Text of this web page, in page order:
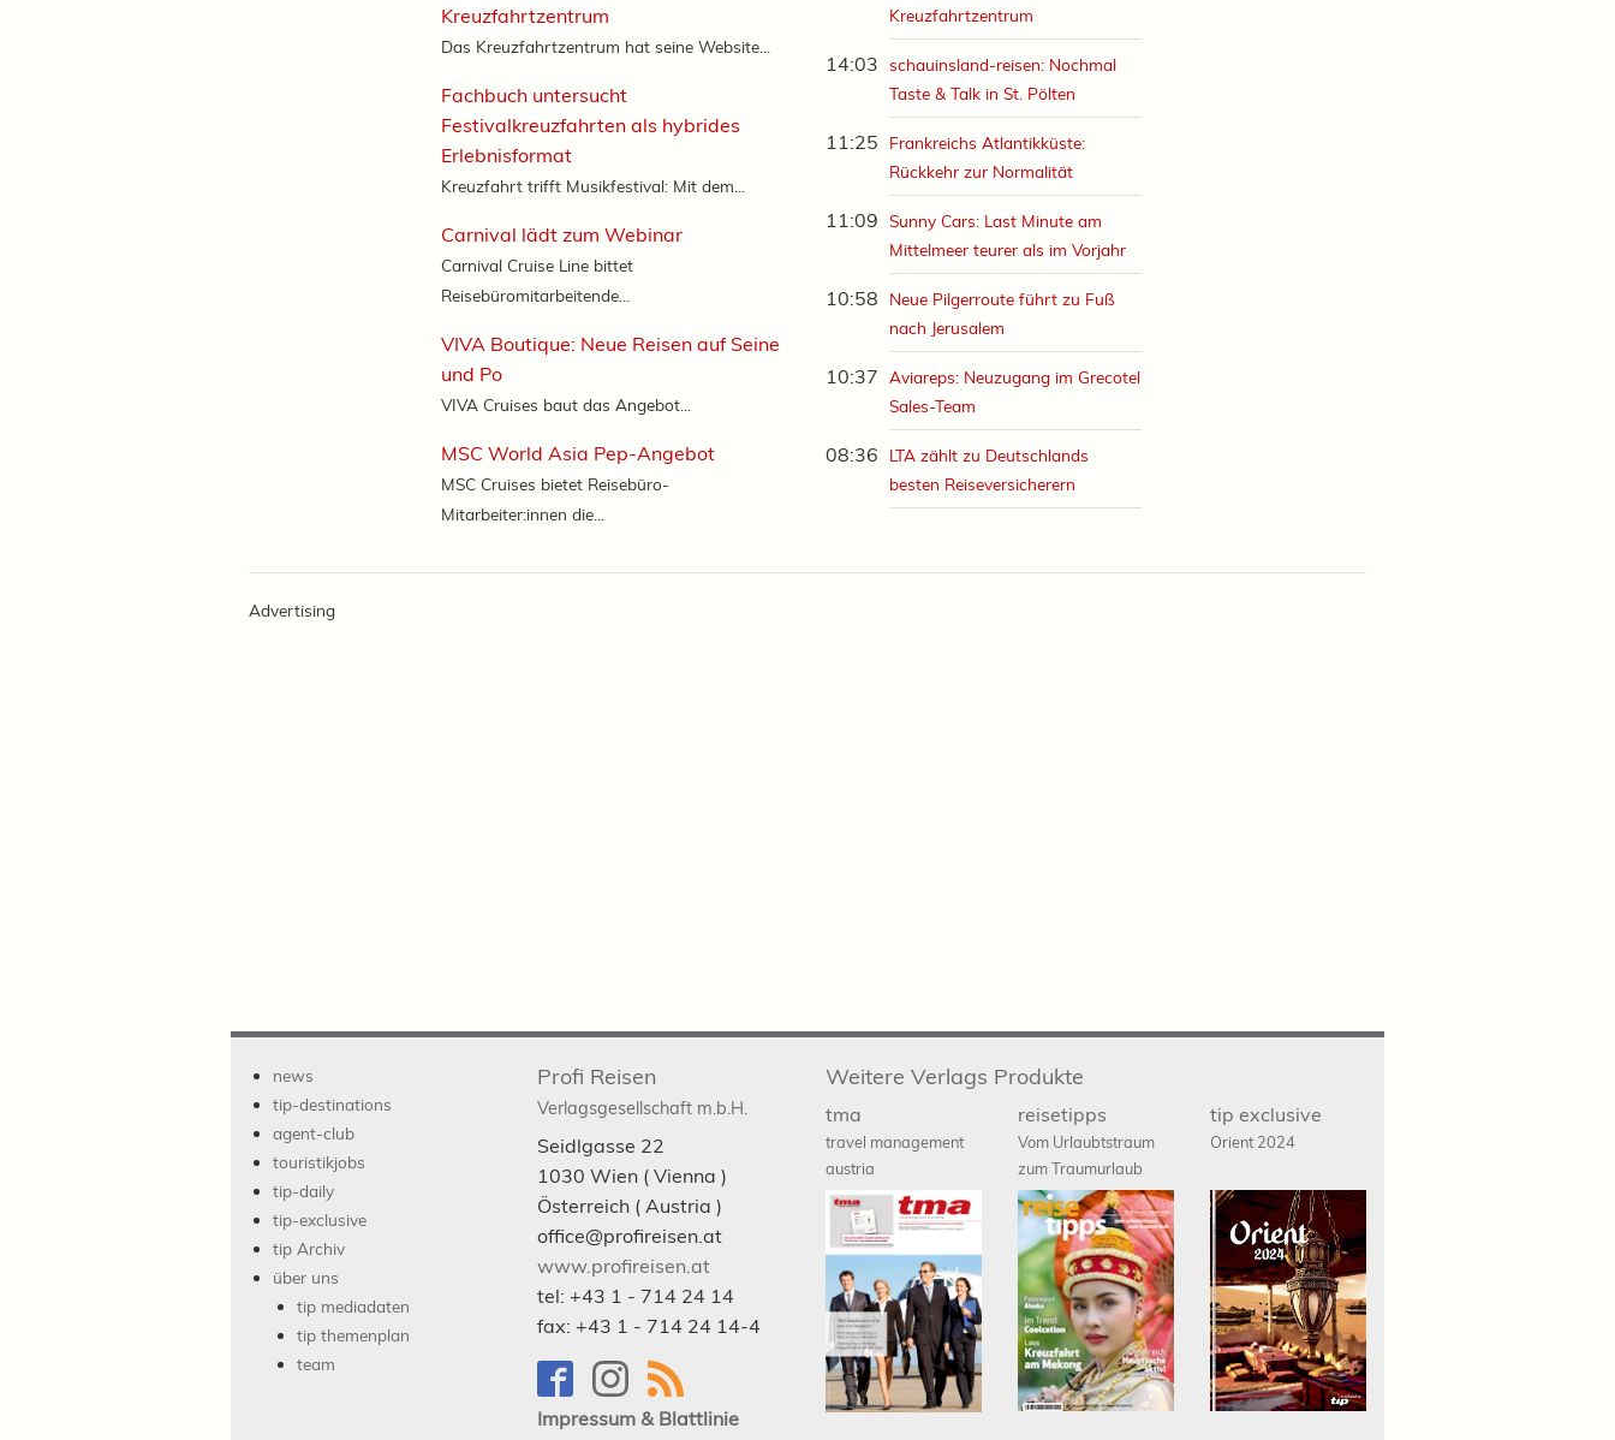
Kreuzfahrtzentrum
14:03
schauinsland-reisen: Nochmal
Taste & Talk in St. Pölten
11:25
Frankreichs Atlantikküste:
Rückkehr zur Normalität
11:09
Sunny Cars: Last Minute am
Mittelmeer teurer als im Vorjahr
10:58
Neue Pilgerroute führt zu Fuß
nach Jerusalem
10:37
Aviareps: Neuzugang im Grecotel
Sales-Team
08:36
LTA zählt zu Deutschlands
besten Reiseversicherern
Kreuzfahrtzentrum
Das Kreuzfahrtzentrum hat seine Website...
Fachbuch untersucht
Festivalkreuzfahrten als hybrides
Erlebnisformat
Kreuzfahrt trifft Musikfestival: Mit dem...
Carnival lädt zum Webinar
Carnival Cruise Line bittet
Reisebüromitarbeitende...
VIVA Boutique: Neue Reisen auf Seine
und Po
VIVA Cruises baut das Angebot...
MSC World Asia Pep-Angebot
MSC Cruises bietet Reisebüro-
Mitarbeiter:innen die...
Advertising
news
tip-destinations
agent-club
touristikjobs
tip-daily
tip-exclusive
tip Archiv
über uns
tip mediadaten
tip themenplan
team
Profi Reisen
Verlagsgesellschaft m.b.H.
Seidlgasse 22
1030 Wien ( Vienna )
Österreich ( Austria )
office@profireisen.at
www.profireisen.at
tel: +43 1 - 714 24 14
fax: +43 1 - 714 24 14-4
Impressum & Blattlinie
Weitere Verlags Produkte
tma
travel management
austria
reisetipps
Vom Urlaubtstraum
zum Traumurlaub
tip exclusive
Orient 2024